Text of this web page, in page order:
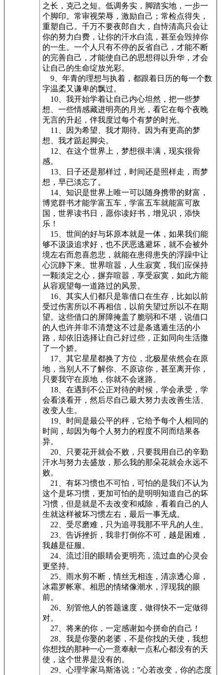
之长，克己之短。低调务实，脚踏实地，一步一
个脚印。常审视荣辱，激励自己；常检点得失，
重塑自己。千万不要夜郎自大，自恃清高只会让
你的努力白费，让你的汗水白流，甚至会毁掉你
的一生。一个人只有不停的反省自己，才能不断
的完善自己，才能使自己的思想得以升华，才会
让自己的生命绽放光彩。
9、年青的理想与执着，都跟着日历的每一个数
字温柔又谦卑的飘过。
10、我开始学着让自己内心坦然，把一些梦
想、一些情感藏进明亮的月光，看它在每个夜晚
无言的升起，伴我度过每个有梦的时光。
11、因为希望、我才期待。因为有更高的梦
想、我才踮起脚尖。
12、在这个世界上，梦想很丰满，现实很骨
感。
13、日子还是那样过，时间还是照样走，而梦
想，早已淡忘了。
14、知识是世界上唯一可以随身携带的财富，
博览群书才能学富五车，学富五车就能富可敌
国，世界读书日，愿你读好书，增见识，添快
乐！
15、世间的好与坏原本就是一体，如果我们能
够不汲汲追求好，也不厌恶逃避坏，就不会被外
境左右而忽喜忽悲，就能在患得患失的浮躁中让
心沉静下来。世界喧嚣，人生寂寞，我们应保持
一颗淡定之心，摒弃喧嚣，享受寂寞，如此方能
从容观望每一道路过的风景。
16、其实人们都只是靠借口在生存，比如以前
受过伤害所以不再相信，以前失望过所以不在期
望。这些借口的屏障掩盖了脆弱和不堪，说借口
的人也许并非不清楚这不过是条逃遁生活的小
路，却依旧选择让自己好过些，正如同向生活撒
了一个娇。
17、其它星星都换了方位，北极星依然会在原
地，当别人不了解你、不原谅你，甚至离开你，
只要我守在原地，你就不会迷路。
18、在遇到不公正对待的时候，学会承受，学
会看淡看开，然后尽自己最大努力去改善生活、
改变人生。
19、时间是最公平的秤，它给予每个人相同的
时间，却因为每个人努力的程度不同而结果各
异。
20、只要花开就会不败，只要我用自己的辛勤
汗水与努力去盛放，那么我的那朵花就会永远不
败。
21、有坏习惯也不可怕，可怕的是我们不认为
这个是坏习惯，更加可怕的是明明知道自己的坏
习惯，但是就是不去改变和戒除，看着自己的人
生就这样被坏习惯左右，最后一事无成。
22、受尽磨难，只为追寻我那不平凡的人生。
23、告诉挫折，我非打倒你不可，越是困难，
我越是征服。
24、流过泪的眼睛会更明亮，流过血的心灵会
更坚持。
25、雨水剪不断，情丝无相连，清凉透心扉，
冰霜罗帐寒。相思的情绪像潮水，浮现我的眼
前。
26、别管他人的答题速度，做得快不一定做得
对。
27、将来的你，一定感谢如今拼命的自己！
28、我是你娶的老婆，不是你找的天使，我想
你想找的那种一心一意奉献一点私心都没有的天
使，这个世界是没有的。
29、心理学家马斯洛说："心若改变，你的态度